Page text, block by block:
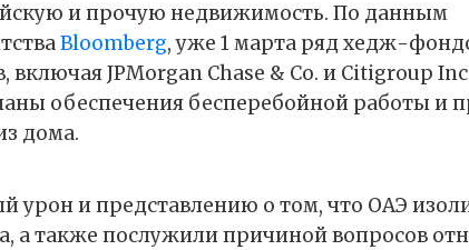
и прочую недвижимость. По данным
Bloomberg, уже 1 марта ряд хедж-
JPMorgan Chase & Co. и Citigroup
обеспечения бесперебойной работы и
дома.
урон и представлению о том, что ОАЭ
а также послужили причиной вопросов